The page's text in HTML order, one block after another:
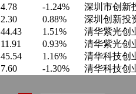
4.78 -1.24%
深圳市创新
2.30 0.88%
深圳创新投
44.43 1.51%
清华紫光创
11.91 0.93%
清华紫光创
45.54 1.16%
清华科技创
7.60 -1.30% 清华科技创